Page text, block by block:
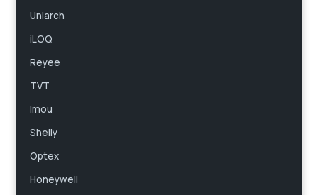
Uniarch
iLOQ
Reyee
TVT
Imou
Shelly
Optex
Honeywell